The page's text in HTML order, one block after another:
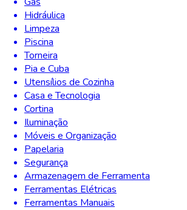
Hidráulica
Limpeza
Piscina
Torneira
Pia e Cuba
Utensílios de Cozinha
Casa e Tecnologia
Cortina
Iluminação
Móveis e Organização
Papelaria
Segurança
Armazenagem de Ferramenta
Ferramentas Elétricas
Ferramentas Manuais